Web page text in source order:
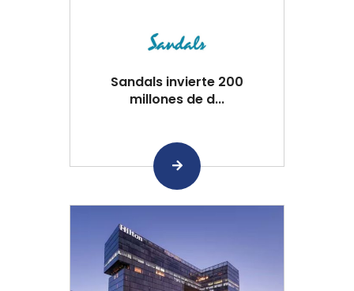
Sandals invierte 200
millones de d...